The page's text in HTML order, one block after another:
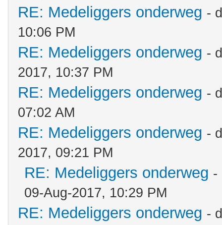
RE: Medeliggers onderweg -
10:06 PM
RE: Medeliggers onderweg -
2017, 10:37 PM
RE: Medeliggers onderweg -
07:02 AM
RE: Medeliggers onderweg -
2017, 09:21 PM
RE: Medeliggers onderweg -
09-Aug-2017, 10:29 PM
RE: Medeliggers onderweg -